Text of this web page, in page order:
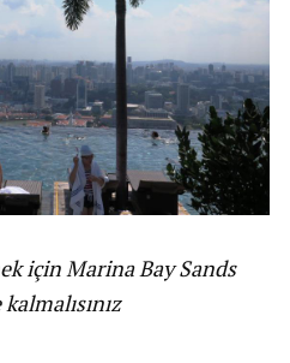
için Marina Bay Sands